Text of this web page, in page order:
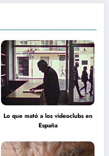
Lo que mató a los videoclubs en
España